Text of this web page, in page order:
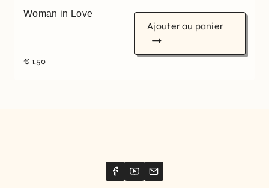
Woman in Love
€ 1,50
Ajouter au panier